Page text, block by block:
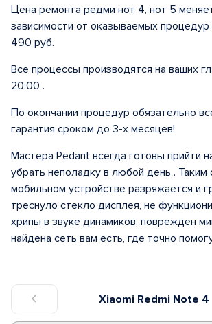
Xiaomi Redmi Note 4
Цена ремонта редми нот 4, нот 5
зависимости от оказываемых процедур
490 руб.
Все процессы производятся на ваших
20:00 .
По окончании процедур обязательно
гарантия сроком до 3-х месяцев!
Мастера Pedant всегда готовы прийти
убрать неполадку в любой день . Таким
мобильном устройстве разряжается и
треснуло стекло дисплея, не
хрипы в звуке динамиков, поврежден
найдена сеть вам есть, где точно